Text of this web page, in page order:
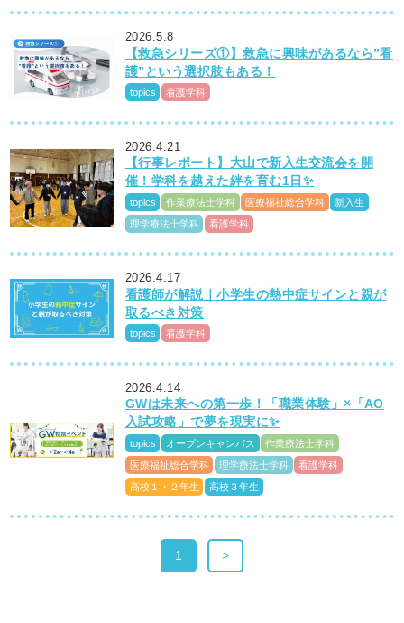
2026.5.8
【救急シリーズ①】救急に興味があるなら”看
護”という選択肢もある！
topics 看護学科
2026.4.21
【行事レポート】大山で新入生交流会を開
催！学科を越えた絆を育む1日✨
topics 作業療法士学科 医療福祉総合学科
新入生
理学療法士学科
看護学科
2026.4.17
看護師が解説｜小学生の熱中症サインと親が
取るべき対策
topics 看護学科
2026.4.14
GWは未来への第一歩！「職業体験」×「AO
入試攻略」で夢を現実に✨
topics オープンキャンパス
作業療法士学科
医療福祉総合学科
理学療法士学科
看護学科
高校１・２年生
高校３年生
1 >